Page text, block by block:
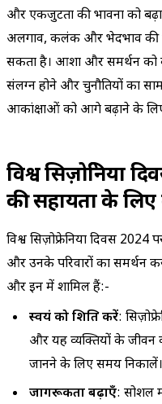
और एकजुटता की भावना को
अलगाव, कलंक और भेदभाव की
सकता है। आशा और समर्थन को
संलग्न होने और चुनौतियों का
आकांक्षाओं को आगे बढ़ाने के
विश्व सिज़ोफ्रेनिया
की सहायता के
विश्व सिज़ोफ्रेनिया दिवस 2024
और उनके परिवारों का समर्थन
और इन में शामिल हैं:-
स्वयं को शिक्षित करें:
और यह व्यक्तियों के जीवन
जानने के लिए समय निकालें।
जागरूकता बढ़ाएँ: सोशल